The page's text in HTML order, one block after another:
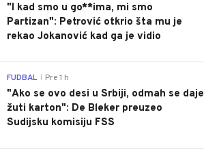
"I kad smo u go**ima, mi smo
Partizan": Petrović otkrio šta mu je
rekao Jokanović kad ga je vidio
FUDBAL Pre 1 h
"Ako se ovo desi u Srbiji, odmah se daje
žuti karton": De Bleker preuzeo
Sudijsku komisiju FSS